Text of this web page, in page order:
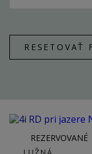
RESETOVAŤ
4I RD PRI
REZERVOVANÉ